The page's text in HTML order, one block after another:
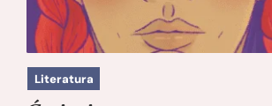
Literatura